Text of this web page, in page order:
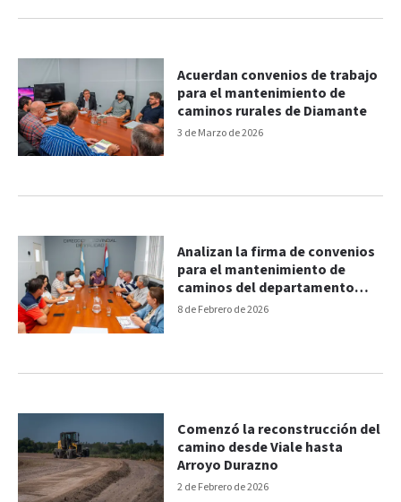
3 de Marzo de 2026
Acuerdan convenios de trabajo
para el mantenimiento de
caminos rurales de Diamante
8 de Febrero de 2026
Analizan la firma de convenios
para el mantenimiento de
caminos del departamento
Paraná
2 de Febrero de 2026
Comenzó la reconstrucción del
camino desde Viale hasta
Arroyo Durazno